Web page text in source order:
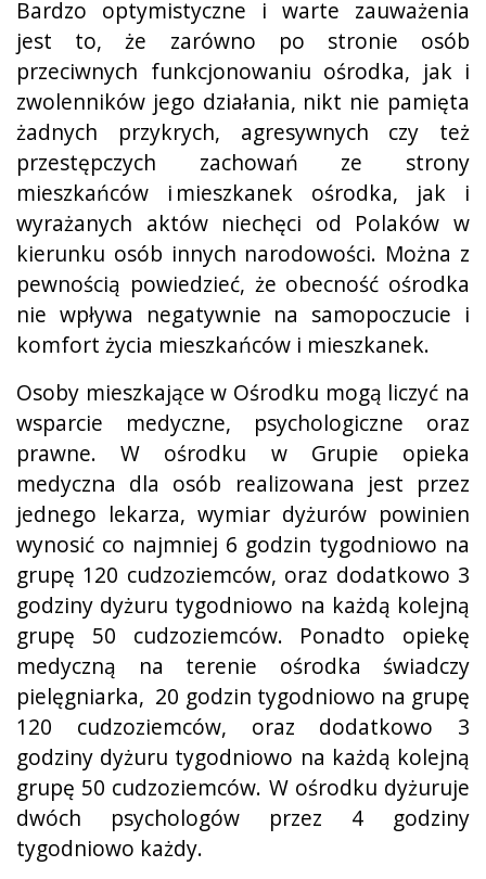
Bardzo optymistyczne i warte zauważenia
jest to, że zarówno po stronie osób
przeciwnych funkcjonowaniu ośrodka, jak i
zwolenników jego działania, nikt nie pamięta
żadnych przykrych, agresywnych czy też
przestępczych zachowań ze strony
mieszkańców i mieszkanek ośrodka, jak i
wyrażanych aktów niechęci od Polaków w
kierunku osób innych narodowości. Można z
pewnością powiedzieć, że obecność ośrodka
nie wpływa negatywnie na samopoczucie i
komfort życia mieszkańców i mieszkanek.
Osoby mieszkające w Ośrodku mogą liczyć na
wsparcie medyczne, psychologiczne oraz
prawne. W ośrodku w Grupie opieka
medyczna dla osób realizowana jest przez
jednego lekarza, wymiar dyżurów powinien
wynosić co najmniej 6 godzin tygodniowo na
grupę 120 cudzoziemców, oraz dodatkowo 3
godziny dyżuru tygodniowo na każdą kolejną
grupę 50 cudzoziemców. Ponadto opiekę
medyczną na terenie ośrodka świadczy
pielęgniarka, 20 godzin tygodniowo na grupę
120 cudzoziemców, oraz dodatkowo 3
godziny dyżuru tygodniowo na każdą kolejną
grupę 50 cudzoziemców. W ośrodku dyżuruje
dwóch psychologów przez 4 godziny
tygodniowo każdy.